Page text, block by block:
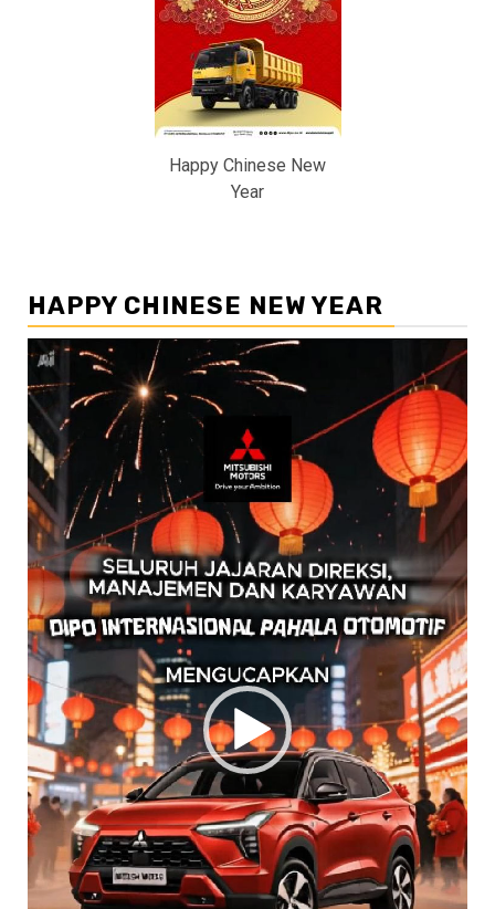
Happy Chinese New
Year
HAPPY CHINESE NEW YEAR
Pemutar